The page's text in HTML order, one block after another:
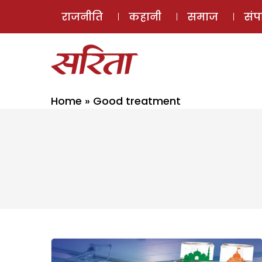
राजनीति कहानी समाज
Home » Good treatment